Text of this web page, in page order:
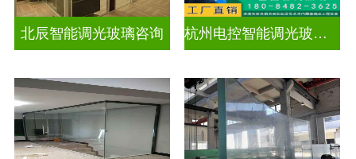
北辰智能调光玻璃咨询 杭州电控智能调光玻璃厂招聘